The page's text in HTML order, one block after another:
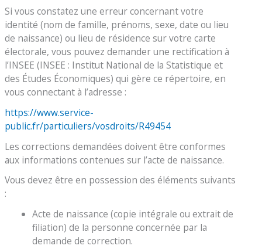
Si vous constatez une erreur concernant votre
identité (nom de famille, prénoms, sexe, date ou lieu
de naissance) ou lieu de résidence sur votre carte
électorale, vous pouvez demander une rectification à
l’INSEE (INSEE : Institut National de la Statistique et
des Études Économiques) qui gère ce répertoire, en
vous connectant à l’adresse :
https://www.service-
public.fr/particuliers/vosdroits/R49454
Les corrections demandées doivent être conformes
aux informations contenues sur l’acte de naissance.
Vous devez être en possession des éléments suivants
:
Acte de naissance (copie intégrale ou extrait de
filiation) de la personne concernée par la
demande de correction.